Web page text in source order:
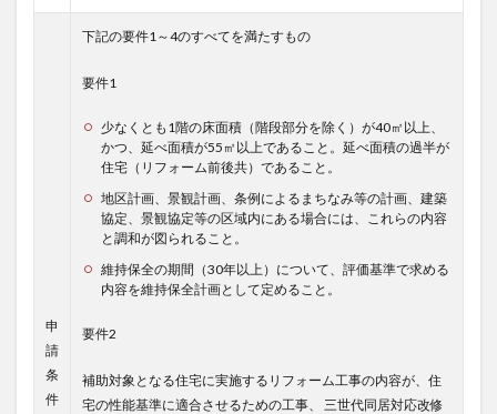
申
請
条
件
下記の要件1～4のすべてを満たすもの
要件1
少なくとも1階の床面積（階段部分を除く）が40㎡以上、
かつ、延べ面積が55㎡以上であること。延べ面積の過半が
住宅（リフォーム前後共）であること。
地区計画、景観計画、条例によるまちなみ等の計画、建築
協定、景観協定等の区域内にある場合には、これらの内容
と調和が図られること。
維持保全の期間（30年以上）について、評価基準で求める
内容を維持保全計画として定めること。
要件2
補助対象となる住宅に実施するリフォーム工事の内容が、住
宅の性能基準に適合させるための工事、 三世代同居対応改修